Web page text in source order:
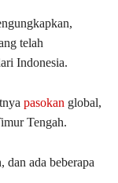
telah
Indonesia.
pasokan global,
Tengah.
dan ada beberapa